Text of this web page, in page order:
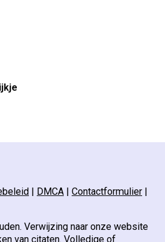
DMCA Contactformulier
Verwijzing naar onze website
van citaten. Volledige of